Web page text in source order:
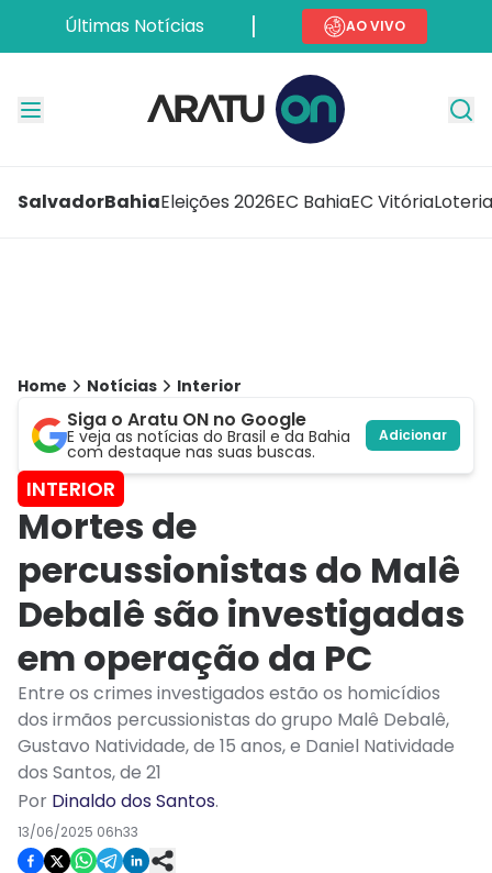
Últimas Notícias AO VIVO
SalvadorBahiaEleições 2026EC BahiaEC Vitória
Home Notícias Interior
Siga o Aratu ON no Google
E veja as notícias do Brasil e da Bahia
com destaque nas suas buscas.
Adicionar
INTERIOR
Mortes de
percussionistas do Malê
Debalê são investigadas
em operação da PC
Entre os crimes investigados estão os homicídios
dos irmãos percussionistas do grupo Malê Debalê,
Gustavo Natividade, de 15 anos, e Daniel Natividade
dos Santos, de 21
Por Dinaldo dos Santos.
13/06/2025 06h33